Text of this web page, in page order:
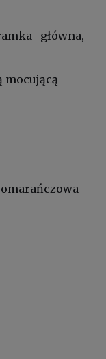
główna,
mocującą